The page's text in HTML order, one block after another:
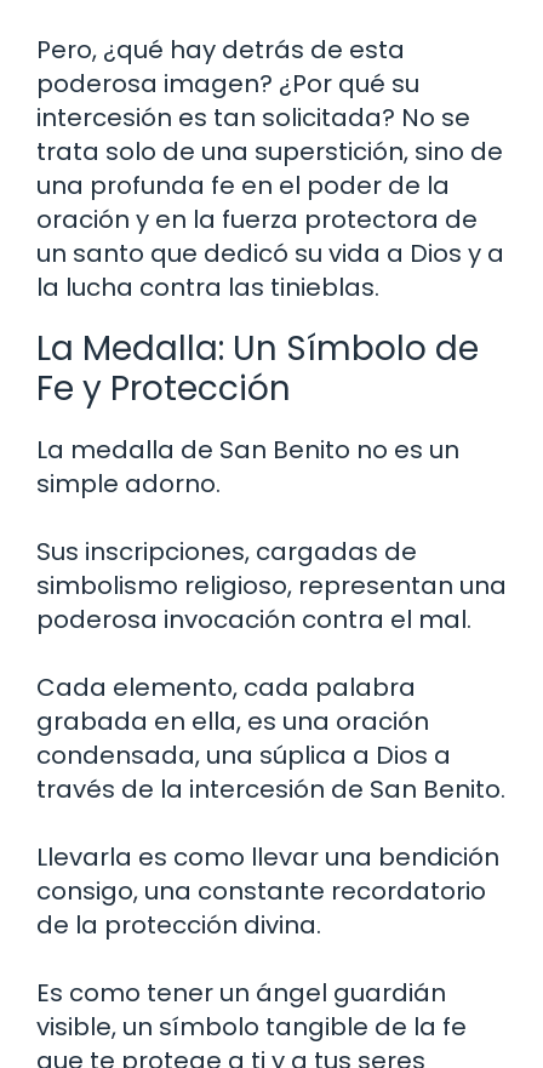
Pero, ¿qué hay detrás de esta
poderosa imagen? ¿Por qué su
intercesión es tan solicitada? No se
trata solo de una superstición, sino de
una profunda fe en el poder de la
oración y en la fuerza protectora de
un santo que dedicó su vida a Dios y a
la lucha contra las tinieblas.
La Medalla: Un Símbolo de
Fe y Protección
La medalla de San Benito no es un
simple adorno.
Sus inscripciones, cargadas de
simbolismo religioso, representan una
poderosa invocación contra el mal.
Cada elemento, cada palabra
grabada en ella, es una oración
condensada, una súplica a Dios a
través de la intercesión de San Benito.
Llevarla es como llevar una bendición
consigo, una constante recordatorio
de la protección divina.
Es como tener un ángel guardián
visible, un símbolo tangible de la fe
que te protege a ti y a tus seres